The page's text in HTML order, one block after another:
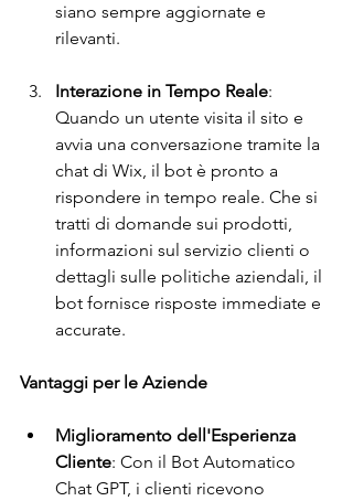
siano sempre aggiornate e
rilevanti.
Interazione in Tempo Reale:
Quando un utente visita il sito e
avvia una conversazione tramite la
chat di Wix, il bot è pronto a
rispondere in tempo reale. Che si
tratti di domande sui prodotti,
informazioni sul servizio clienti o
dettagli sulle politiche aziendali, il
bot fornisce risposte immediate e
accurate.
Vantaggi per le Aziende
Miglioramento dell'Esperienza
Cliente: Con il Bot Automatico
Chat GPT, i clienti ricevono